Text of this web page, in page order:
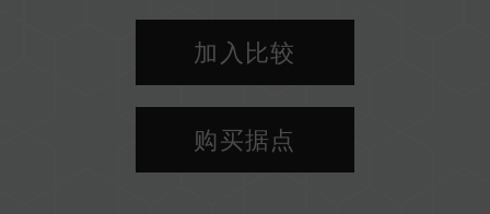
成。若混合使用不同套装的内存，将可能导致系统
不稳定或不开机。
CPU 內存控制器(IMC)的体质以及当前使用的主
板 BIOS 版本皆可能会影响內存运作频率。
加入比较
购买据点